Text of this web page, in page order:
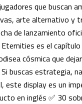
que buscan
arte alternativo y
de lanzamiento
es el
cósmica que
buscas estrategia,
este display es un
en inglés ✅ 30